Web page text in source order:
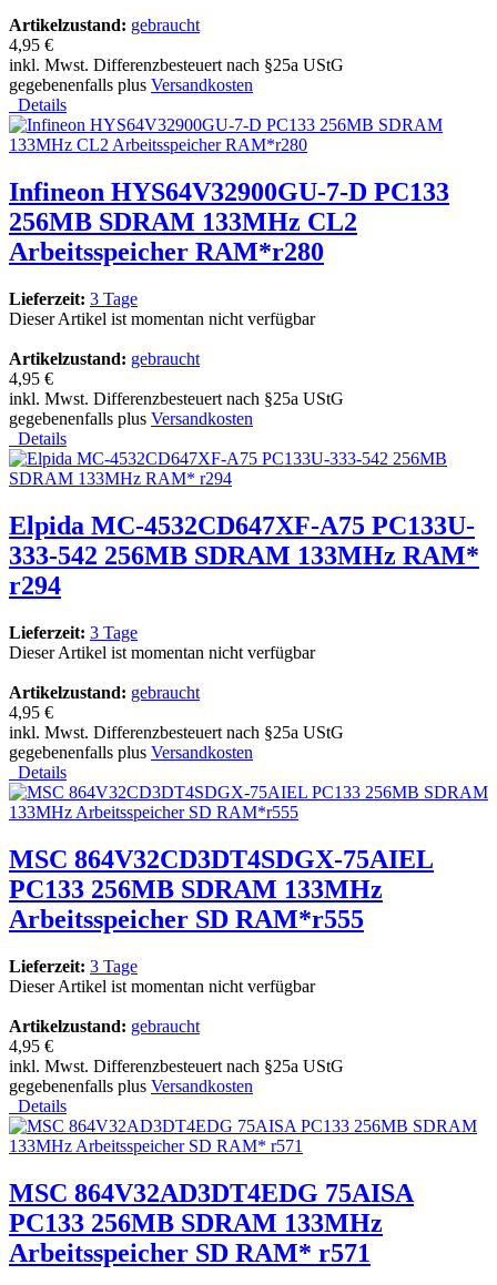
Artikelzustand: gebraucht
4,95 €
inkl. Mwst. Differenzbesteuert nach §25a UStG
gegebenenfalls plus Versandkosten
Details
Infineon HYS64V32900GU-7-D PC133
256MB SDRAM 133MHz CL2
Arbeitsspeicher RAM*r280
Lieferzeit: 3 Tage
Dieser Artikel ist momentan nicht verfügbar
Artikelzustand: gebraucht
4,95 €
inkl. Mwst. Differenzbesteuert nach §25a UStG
gegebenenfalls plus Versandkosten
Details
Elpida MC-4532CD647XF-A75 PC133U-
333-542 256MB SDRAM 133MHz RAM*
r294
Lieferzeit: 3 Tage
Dieser Artikel ist momentan nicht verfügbar
Artikelzustand: gebraucht
4,95 €
inkl. Mwst. Differenzbesteuert nach §25a UStG
gegebenenfalls plus Versandkosten
Details
MSC 864V32CD3DT4SDGX-75AIEL
PC133 256MB SDRAM 133MHz
Arbeitsspeicher SD RAM*r555
Lieferzeit: 3 Tage
Dieser Artikel ist momentan nicht verfügbar
Artikelzustand: gebraucht
4,95 €
inkl. Mwst. Differenzbesteuert nach §25a UStG
gegebenenfalls plus Versandkosten
Details
MSC 864V32AD3DT4EDG 75AISA
PC133 256MB SDRAM 133MHz
Arbeitsspeicher SD RAM* r571